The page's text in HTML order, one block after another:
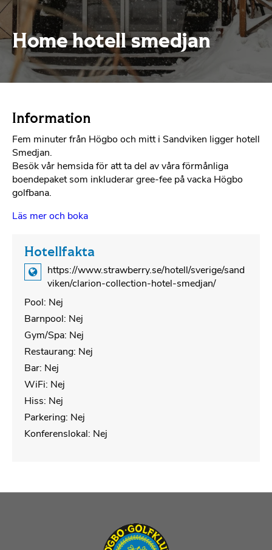
Home hotell smedjan
Information
Fem minuter från Högbo och mitt i Sandviken ligger hotell
Smedjan.
Besök vår hemsida för att ta del av våra förmånliga
boendepaket som inkluderar gree-fee på vacka Högbo
golfbana.
Läs mer och boka
Hotellfakta
https://www.strawberry.se/hotell/sverige/sand
viken/clarion-collection-hotel-smedjan/
Pool: Nej
Barnpool: Nej
Gym/Spa: Nej
Restaurang: Nej
Bar: Nej
WiFi: Nej
Hiss: Nej
Parkering: Nej
Konferenslokal: Nej